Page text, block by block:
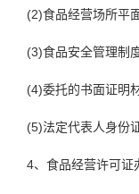
(2)食品经营场所平
(3)食品安全管理制
(4)委托的书面证明
(5)法定代表人身份
4、食品经营许可证